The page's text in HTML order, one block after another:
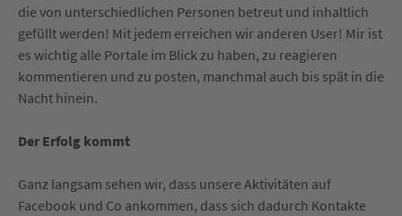
die von unterschiedlichen Personen betreut und inhaltlich
gefüllt werden! Mit jedem erreichen wir anderen User! Mir ist
es wichtig alle Portale im Blick zu haben, zu reagieren
kommentieren und zu posten, manchmal auch bis spät in die
Nacht hinein.
Der Erfolg kommt
Ganz langsam sehen wir, dass unsere Aktivitäten auf
Facebook und Co ankommen, dass sich dadurch Kontakte